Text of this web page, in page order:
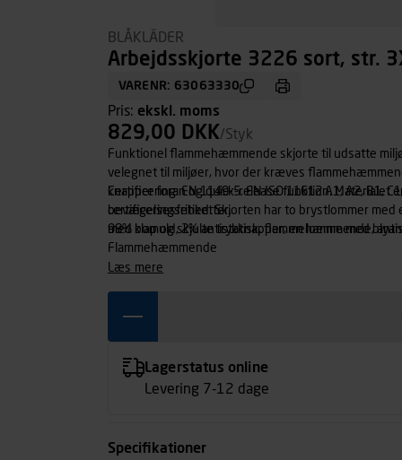
BLÅKLÄDER
Arbejdsskjorte 3226 sort, str.
VARENR: 63063330
Pris: ekskl. moms
829,00 DKK/Styk
Funktionel flammehæmmende skjorte til udsatte
velegnet til miljøer, hvor der kræves
knapper foran og quick-release funktion. Materialet
bevægelsesfrihed. Skjorten har to brystlommer med en
med klap og skjulte trykknapper, en lomme med
Certificering: EN 1149-5. EN ISO 11612 A1, A2, B1,
certificeringsetiketter.
98% bomuld, 2% antistatisk, flammehæmmende,
Flammehæmmende
læs mere
Lagerstatus online
Levering 7-12 dage
Specifikationer